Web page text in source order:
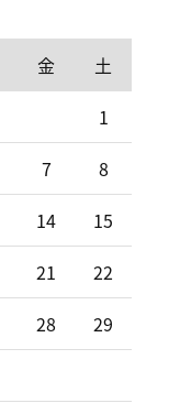
金
土
1
7
8
14
15
21
22
28
29